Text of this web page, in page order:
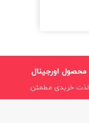
محصول اورجینال
لذت خریدی مطمئن.